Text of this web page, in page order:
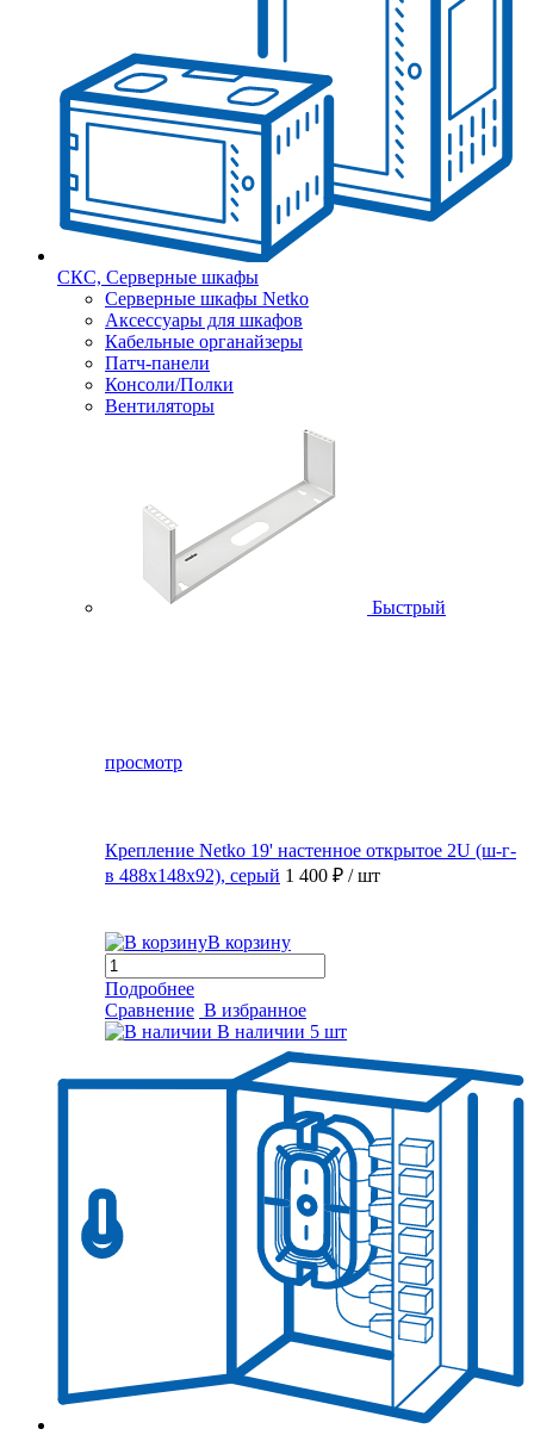
СКС, Серверные шкафы
Серверные шкафы Netko
Аксессуары для шкафов
Кабельные органайзеры
Патч-панели
Консоли/Полки
Вентиляторы
Быстрый
просмотр
Крепление Netko 19' настенное открытое 2U (ш-г-
в 488х148х92), серый 1 400 ₽ / шт
В корзину
Подробнее
Сравнение В избранное
В наличии 5 шт